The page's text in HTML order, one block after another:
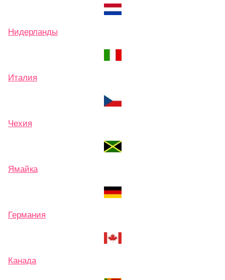
Нидерланды
Италия
Чехия
Ямайка
Германия
Канада